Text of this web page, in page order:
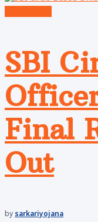
SBI
Final
Out
by sarkariyojana